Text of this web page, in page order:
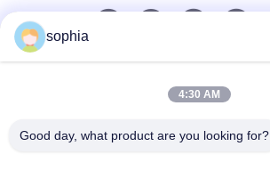
빠른 연락
sophia
4:30 AM
Good day, what product are you looking for?